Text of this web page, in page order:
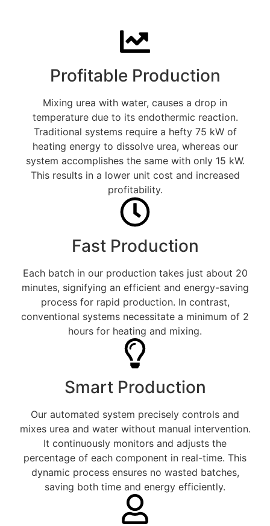
Profitable Production
Mixing urea with water, causes a drop in
temperature due to its endothermic reaction.
Traditional systems require a hefty 75 kW of
heating energy to dissolve urea, whereas our
system accomplishes the same with only 15 kW.
This results in a lower unit cost and increased
profitability.
Fast Production
Each batch in our production takes just about 20
minutes, signifying an efficient and energy-saving
process for rapid production. In contrast,
conventional systems necessitate a minimum of 2
hours for heating and mixing.
Smart Production
Our automated system precisely controls and
mixes urea and water without manual intervention.
It continuously monitors and adjusts the
percentage of each component in real-time. This
dynamic process ensures no wasted batches,
saving both time and energy efficiently.